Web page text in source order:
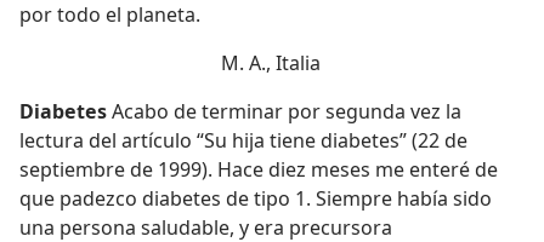
por todo el planeta.
M. A., Italia
Diabetes
lectura del artículo “Su hija tiene diabetes” (22 de
septiembre de 1999). Hace diez meses me enteré de
que padezco diabetes de tipo 1. Siempre había sido
una persona saludable, y era precursora